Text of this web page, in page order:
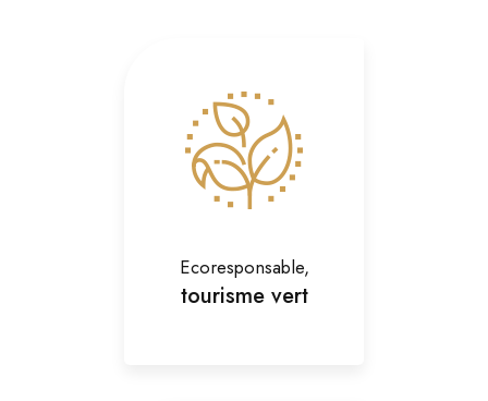
Ecoresponsable,
tourisme vert